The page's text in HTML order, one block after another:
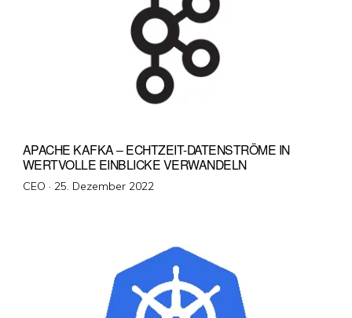
APACHE KAFKA – ECHTZEIT-DATENSTRÖME IN
WERTVOLLE EINBLICKE VERWANDELN
CEO · Veröffentlicht
25. Dezember 2022